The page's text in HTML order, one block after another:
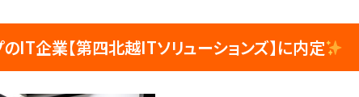
IT企業【第四北越ITソリューションズ】に内定